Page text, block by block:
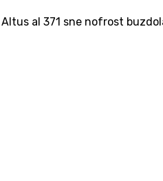
al 371 sne nofrost